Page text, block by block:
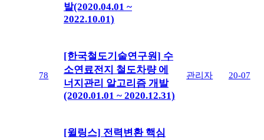
발(2020.04.01 ~
2022.10.01)
78
[한국철도기술연구원] 수
소연료전지 철도차량 에
너지관리 알고리즘 개발
(2020.01.01 ~ 2020.12.31)
관리자 20-07
[윌링스] 전력변환 핵심